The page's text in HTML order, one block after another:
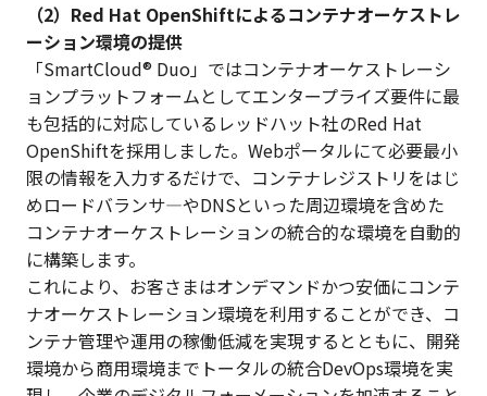
（2）Red Hat OpenShiftによるコンテナオーケストレ
ーション環境の提供
「SmartCloud® Duo」ではコンテナオーケストレーシ
ョンプラットフォームとしてエンタープライズ要件に最
も包括的に対応しているレッドハット社のRed Hat
OpenShiftを採用しました。Webポータルにて必要最小
限の情報を入力するだけで、コンテナレジストリをはじ
めロードバランサ―やDNSといった周辺環境を含めた
コンテナオーケストレーションの統合的な環境を自動的
に構築します。
これにより、お客さまはオンデマンドかつ安価にコンテ
ナオーケストレーション環境を利用することができ、コ
ンテナ管理や運用の稼働低減を実現するとともに、開発
環境から商用環境までトータルの統合DevOps環境を実